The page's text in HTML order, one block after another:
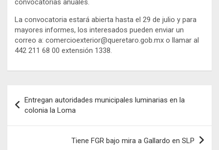
convocatorias anuales.
La convocatoria estará abierta hasta el 29 de julio y para
mayores informes, los interesados pueden enviar un
correo a: comercioexterior@queretaro.gob.mx o llamar al
442 211 68 00 extensión 1338.
de
entradas
Entregan autoridades municipales luminarias en la
colonia la Loma
Tiene FGR bajo mira a Gallardo en SLP